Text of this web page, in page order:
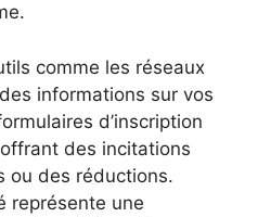
comme les réseaux
informations sur vos
d’inscription
des incitations
ou des réductions.
représente une